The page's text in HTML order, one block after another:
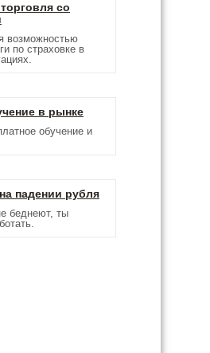
со
возможностью
по страховке в
в рынке
обучение и
падении рубля
беднеют, ты